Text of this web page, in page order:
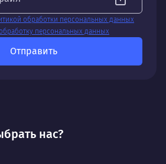
обработки персональных данных
персональных данных
Отправить
нас?